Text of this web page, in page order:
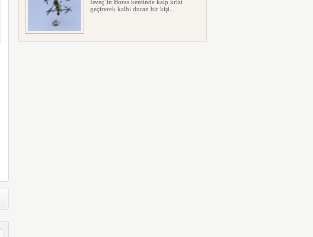
İsveç’in Boras kentinde kalp krizi
geçirerek kalbi duran bir kişi...
Ryanair kış sezonunda Fas’ta rekor